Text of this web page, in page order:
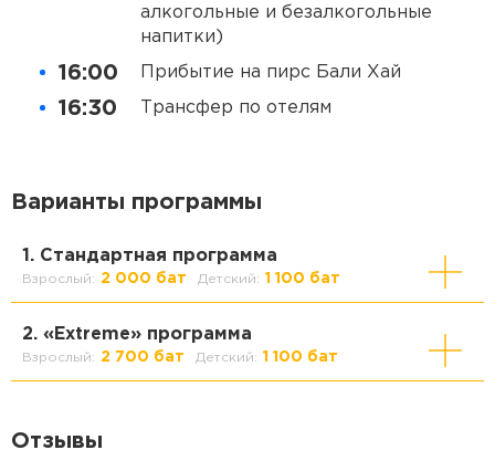
алкогольные и безалкогольные
напитки)
16:00 Прибытие на пирс Бали Хай
16:30 Трансфер по отелям
Варианты программы
1. Стандартная программа
Взрослый: 2 000 бат Детский: 1 100 бат
2. «Extreme» программа
Взрослый: 2 700 бат Детский: 1 100 бат
Отзывы